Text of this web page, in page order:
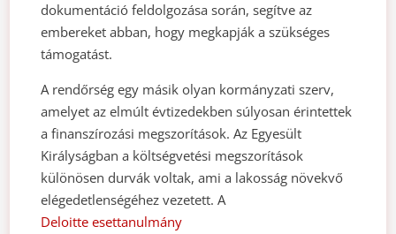
dokumentáció feldolgozása során, segítve az
embereket abban, hogy megkapják a szükséges
támogatást.
A rendőrség egy másik olyan kormányzati szerv,
amelyet az elmúlt évtizedekben súlyosan érintettek
a finanszírozási megszorítások. Az Egyesült
Királyságban a költségvetési megszorítások
különösen durvák voltak, ami a lakosság növekvő
elégedetlenségéhez vezetett. A
Deloitte esettanulmány